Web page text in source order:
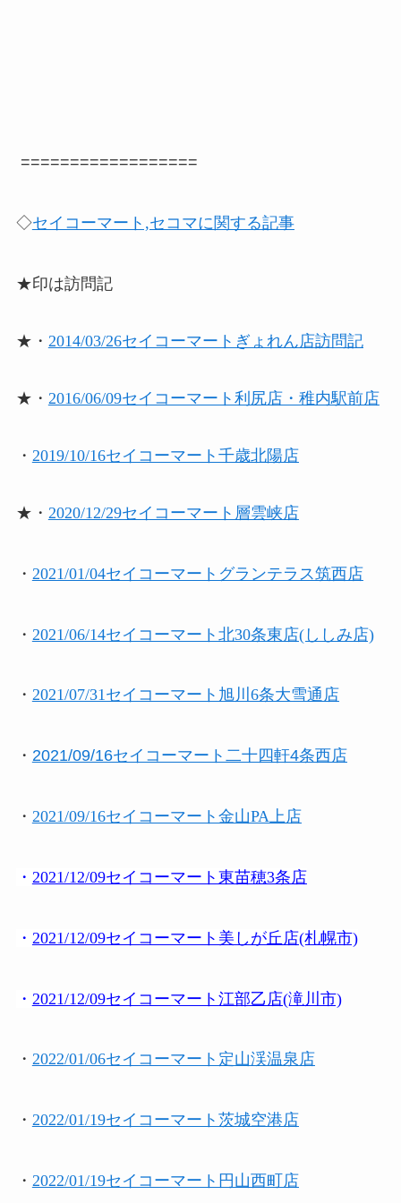
==================
◇セイコーマート,セコマに関する記事
★印は訪問記
★・ 2014/03/26セイコーマートぎょれん店訪問記
★・ 2016/06/09セイコーマート利尻店・稚内駅前店
・ 2019/10/16セイコーマート千歳北陽店
★・ 2020/12/29セイコーマート層雲峡店
・ 2021/01/04セイコーマートグランテラス筑西店
・ 2021/06/14セイコーマート北30条東店(ししみ店)
・ 2021/07/31セイコーマート旭川6条大雪通店
・ 2021/09/16セイコーマート二十四軒4条西店
・ 2021/09/16セイコーマート金山PA上店
・ 2021/12/09セイコーマート東苗穂3条店
・ 2021/12/09セイコーマート美しが丘店(札幌市)
・ 2021/12/09セイコーマート江部乙店(滝川市)
・ 2022/01/06セイコーマート定山渓温泉店
・ 2022/01/19セイコーマート茨城空港店
・ 2022/01/19セイコーマート円山西町店